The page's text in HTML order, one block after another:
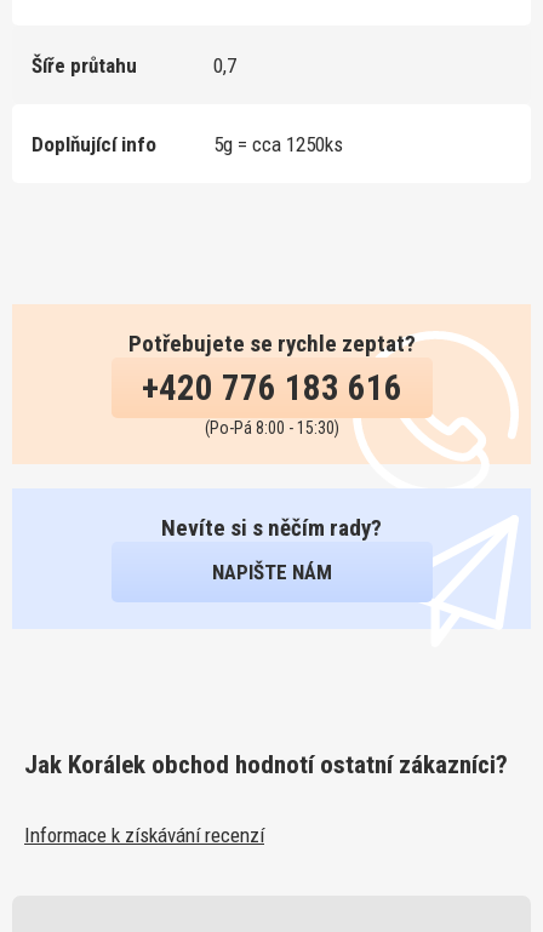
Potřebujete se rychle zeptat?
+420 776 183 616
(Po-Pá 8:00 - 15:30)
Nevíte si s něčím rady?
NAPIŠTE NÁM
Jak Korálek obchod hodnotí ostatní zákazníci?
Informace k získávání recenzí
Šíře průtahu 0,7
Doplňující info 5g = cca 1250ks